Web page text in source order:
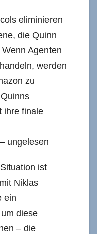
eliminieren
die Quinn
Agenten
werden
zu
ihre finale
ungelesen
ist
Niklas
ein
diese
– die